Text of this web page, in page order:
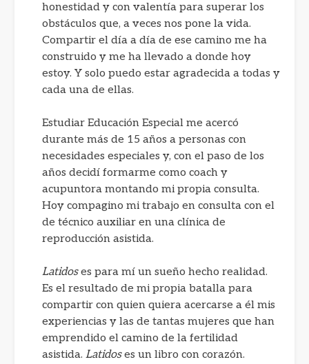
honestidad y con valentía para superar los
obstáculos que, a veces nos pone la vida.
Compartir el día a día de ese camino me ha
construido y me ha llevado a donde hoy
estoy. Y solo puedo estar agradecida a todas y
cada una de ellas.
Estudiar Educación Especial me acercó
durante más de 15 años a personas con
necesidades especiales y, con el paso de los
años decidí formarme como coach y
acupuntora montando mi propia consulta.
Hoy compagino mi trabajo en consulta con el
de técnico auxiliar en una clínica de
reproducción asistida.
Latidoses para mí un sueño hecho realidad.
Es el resultado de mi propia batalla para
compartir con quien quiera acercarse a él mis
experiencias y las de tantas mujeres que han
emprendido el camino de la fertilidad
asistida. Latidoses un libro con corazón.